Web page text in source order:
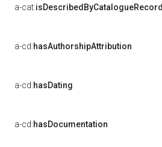
a-cat:isDescribedByCatalogueRecord
a-cd:hasAuthorshipAttribution
a-cd:hasDating
a-cd:hasDocumentation